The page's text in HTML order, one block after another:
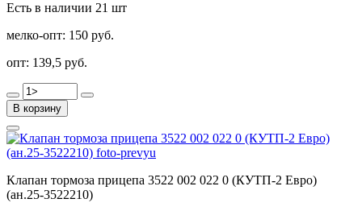
Есть в наличии 21 шт
мелко-опт: 150 руб.
опт: 139,5 руб.
В корзину
Клапан тормоза прицепа 3522 002 022 0 (КУТП-2 Евро)
(ан.25-3522210)